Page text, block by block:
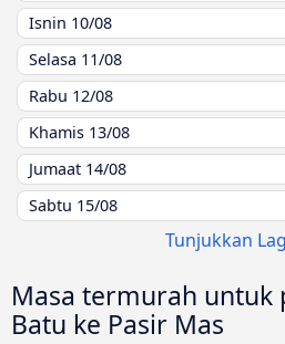
Isnin 10/08
Selasa 11/08
Rabu 12/08
Khamis 13/08
Jumaat 14/08
Sabtu 15/08
Tunjukkan
Masa termurah untuk
Batu ke Pasir Mas